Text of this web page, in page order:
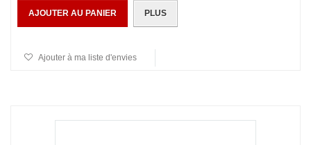
AJOUTER AU PANIER PLUS
Ajouter à ma liste d'envies